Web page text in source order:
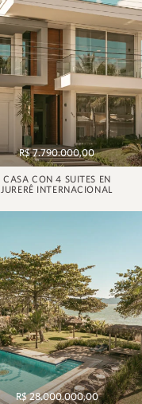
R$ 7.790.000,00
CASA CON 4 SUITES EN
JURERÊ INTERNACIONAL
R$ 28.000.000,00